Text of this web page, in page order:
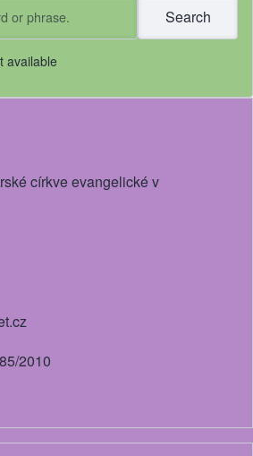
available
církve evangelické v
2010